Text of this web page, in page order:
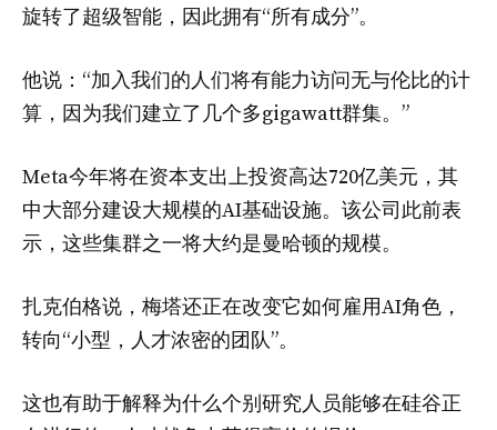
旋转了超级智能，因此拥有“所有成分”。
他说：“加入我们的人们将有能力访问无与伦比的计
算，因为我们建立了几个多gigawatt群集。”
Meta今年将在资本支出上投资高达720亿美元，其
中大部分建设大规模的AI基础设施。该公司此前表
示，这些集群之一将大约是曼哈顿的规模。
扎克伯格说，梅塔还正在改变它如何雇用AI角色，
转向“小型，人才浓密的团队”。
这也有助于解释为什么个别研究人员能够在硅谷正